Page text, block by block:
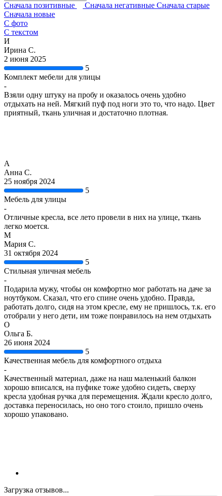
Сначала позитивные Сначала негативные Сначала старые
Сначала новые
С фото
С текстом
И
Ирина С.
2 июня 2025
5
Комплект мебели для улицы
-
Взяли одну штуку на пробу и оказалось очень удобно
отдыхать на ней. Мягкий пуф под ноги это то, что надо. Цвет
приятный, ткань уличная и достаточно плотная.
А
Анна С.
25 ноября 2024
5
Мебель для улицы
-
Отличные кресла, все лето провели в них на улице, ткань
легко моется.
М
Мария С.
31 октября 2024
5
Стильная уличная мебель
-
Подарила мужу, чтобы он комфортно мог работать на даче за
ноутбуком. Сказал, что его спине очень удобно. Правда,
работать долго, сидя на этом кресле, ему не пришлось, т.к. его
отобрали у него дети, им тоже понравилось на нем отдыхать
О
Ольга Б.
26 июня 2024
5
Качественная мебель для комфортного отдыха
-
Качественный материал, даже на наш маленький балкон
хорошо вписался, на пуфике тоже удобно сидеть, сверху
кресла удобная ручка для перемещения. Ждали кресло долго,
доставка переносилась, но оно того стоило, пришло очень
хорошо упаковано.
Загрузка отзывов...